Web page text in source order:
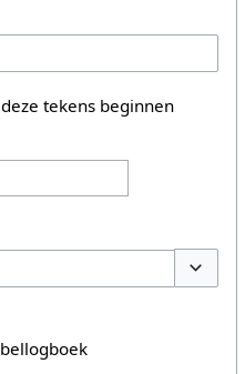
tekens beginnen